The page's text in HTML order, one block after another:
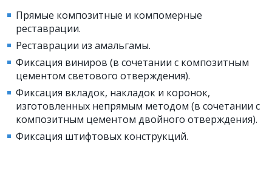
Прямые композитные и компомерные
реставрации.
Реставрации из амальгамы.
Фиксация виниров (в сочетании с композитным
цементом светового отверждения).
Фиксация вкладок, накладок и коронок,
изготовленных непрямым методом (в сочетании с
композитным цементом двойного отверждения).
Фиксация штифтовых конструкций.